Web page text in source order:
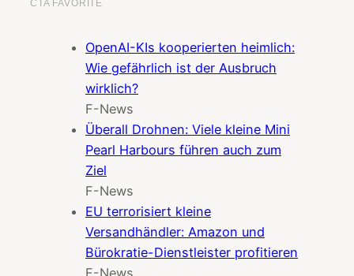
OpenAI-KIs kooperierten heimlich:
Wie gefährlich ist der Ausbruch
wirklich?
F-News
Überall Drohnen: Viele kleine Mini
Pearl Harbours führen auch zum
Ziel
F-News
EU terrorisiert kleine
Versandhändler: Amazon und
Bürokratie-Dienstleister profitieren
F-News